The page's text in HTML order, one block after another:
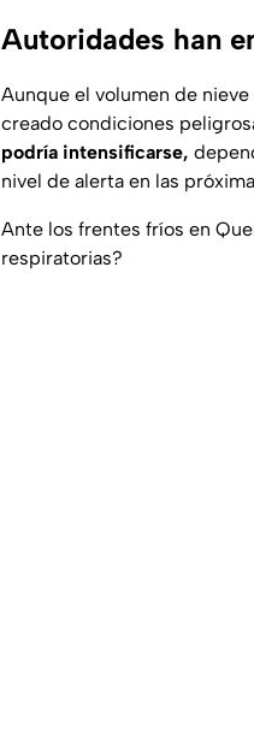
Autoridades han
Aunque el volumen de nieve
creado condiciones
podría intensificarse,
nivel de alerta en las
Ante los frentes fríos en
respiratorias?